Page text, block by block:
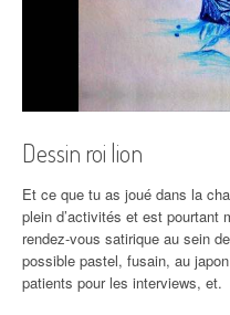
Dessin roi lion
Et ce que tu as joué dans la
plein d’activités et est pourtant
rendez-vous satirique au sein
possible pastel, fusain, au
patients pour les interviews, et.